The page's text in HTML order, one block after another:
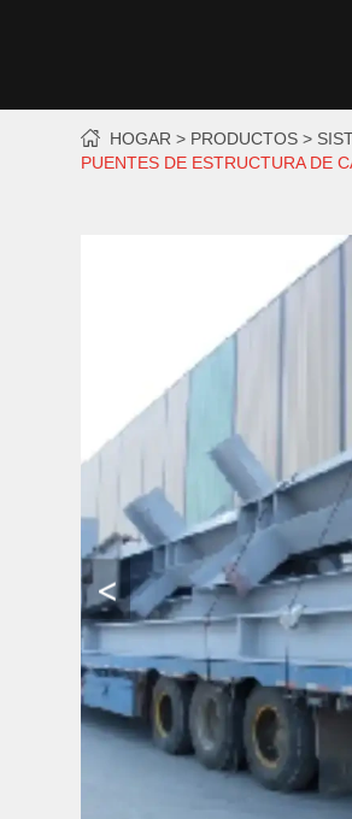
HOGAR PRODUCTOS
PUENTES DE ESTRUCTURA DE